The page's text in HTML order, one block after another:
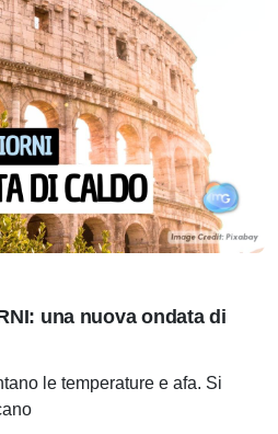
una nuova ondata di
le temperature e afa. Si